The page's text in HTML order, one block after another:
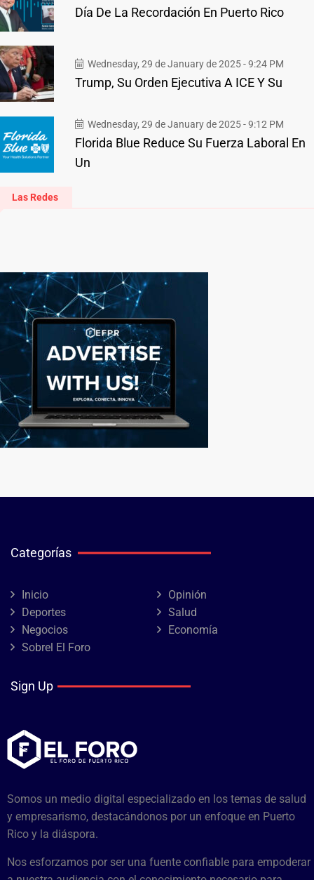
Día De La Recordación En Puerto Rico
Wednesday, 29 de January de 2025 - 9:24 PM
Trump, Su Orden Ejecutiva A ICE Y Su
Wednesday, 29 de January de 2025 - 9:12 PM
Florida Blue Reduce Su Fuerza Laboral En
Un
Las Redes
Categorías
Inicio
Opinión
Deportes
Salud
Negocios
Economía
Sobrel El Foro
Sign Up
Somos un medio digital especializado en los temas de salud
y empresarismo, destacándonos por un enfoque en Puerto
Rico y la diáspora.
Nos esforzamos por ser una fuente confiable para empoderar